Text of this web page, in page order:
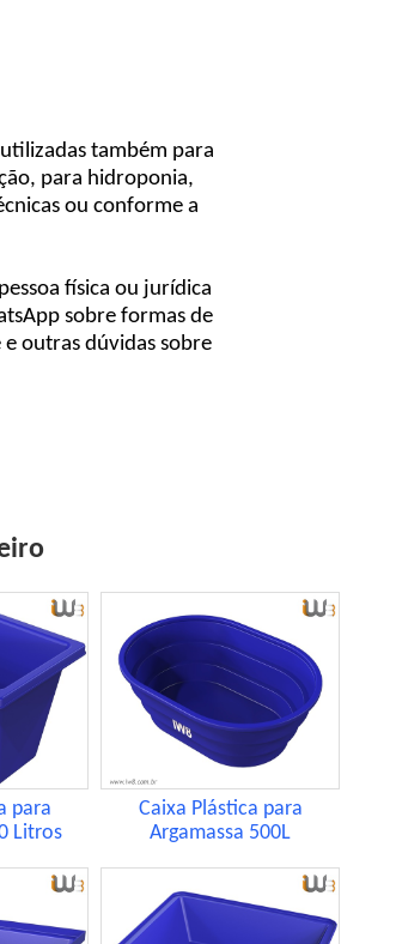
também para
para hidroponia,
ou conforme a
física ou jurídica
sobre formas de
outras dúvidas sobre
para
Litros
Caixa Plástica para
Argamassa 500L